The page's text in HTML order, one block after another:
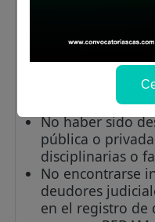
diplomados no
Contar con al
pública y/o
No tener
ni policiales.
No haber sido
pública o
disciplinarias o
No encontrarse
deudores
en el registro de